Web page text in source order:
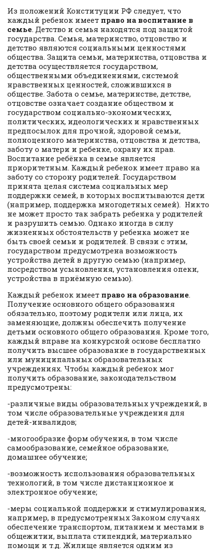
Из положений Конституции РФ следует, что
каждый ребенок имеет право на воспитание в
семье. Детство и семья находятся под защитой
государства. Семья, материнство, отцовство и
детство являются социальными ценностями
общества. Защита семьи, материнства, отцовства и
детства осуществляется государством,
общественными объединениями, системой
нравственных ценностей, сложившихся в
обществе. Забота о семье, материнстве, детстве,
отцовстве означает создание обществом и
государством социально-экономических,
политических, идеологических и нравственных
предпосылок для прочной, здоровой семьи,
полноценного материнства, отцовства и детства,
заботу о матери и ребенке, охрану их прав.
Воспитание ребёнка в семье является
приоритетным. Каждый ребенок имеет право на
заботу со сторону родителей. Государством
принята целая система социальных мер
поддержки семей, в которых воспитываются дети
(например, поддержка многодетных семей). Никто
не может просто так забрать ребенка у родителей
и разрушить семью. Однако иногда в силу
жизненных обстоятельств у ребенка может не
быть своей семьи и родителей. В связи с этим,
государством предусмотрена возможность
устройства детей в другую семью (например,
посредством усыновления, установления опеки,
устройства в приёмную семью).
Каждый ребенок имеет право на образование.
Получение основного общего образования
обязательно, поэтому родители или лица, их
заменяющие, должны обеспечить получение
детьми основного общего образования. Кроме того,
каждый вправе на конкурсной основе бесплатно
получить высшее образование в государственных
или муниципальных образовательных
учреждениях. Чтобы каждый ребенок мог
получить образование, законодательством
предусмотрены:
-различные виды образовательных учреждений, в
том числе образовательные учреждения для
детей-инвалидов;
-многообразие форм обучения, в том числе
самообразование, семейное образование,
домашнее обучение;
-возможность использования образовательных
технологий, в том числе дистанционное и
электронное обучение;
-меры социальной поддержки и стимулирования,
например, в предусмотренных Законом случаях
обеспечение транспортом, питанием и местами в
общежитии, выплата стипендий, материально
помощи и т.д. Жилище является одним из